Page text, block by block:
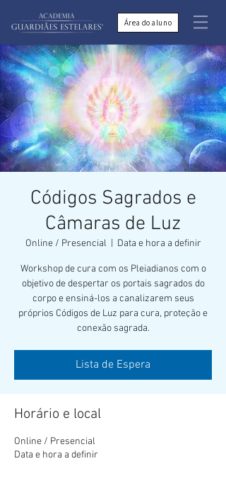
Área do aluno
Códigos Sagrados e
Câmaras de Luz
Online / Presencial Data e hora a definir
Workshop de cura com os Pleiadianos com o
objetivo de despertar os portais sagrados do
corpo e ensiná-los a canalizarem seus
próprios Códigos de Luz para cura, proteção e
conexão sagrada.
Lista de Espera
Horário e local
Online / Presencial
Data e hora a definir